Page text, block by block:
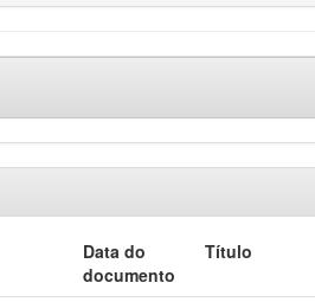
Data do
documento
Título